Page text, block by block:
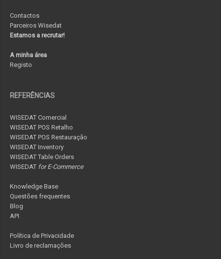
Contactos
Parceiros Wisedat
Estamos a recrutar!
A minha área
Registo
REFERÊNCIAS
WISEDAT Comercial
WISEDAT POS Retalho
WISEDAT POS Restauração
WISEDAT Inventory
WISEDAT Table Orders
WISEDAT for E-Commerce
Knowledge Base
Questões frequentes
Blog
API
Política de Privacidade
Livro de reclamações